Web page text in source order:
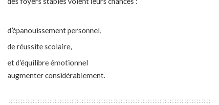
d’épanouissement personnel,
de réussite scolaire,
et d’équilibre émotionnel
augmenter considérablement.